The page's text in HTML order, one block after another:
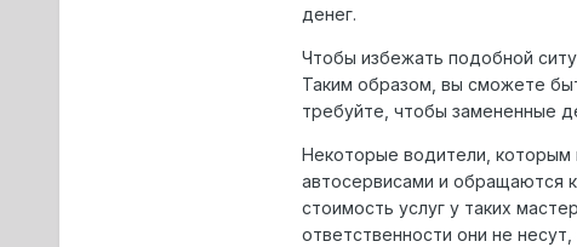
денег.
Чтобы избежать подобной
Таким образом, вы сможете
требуйте, чтобы замененные
Некоторые водители, которым
автосервисами и обращаются
стоимость услуг у таких
ответственности они не